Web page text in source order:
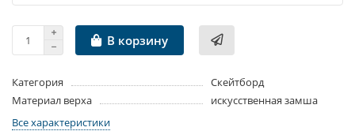
В корзину
Категория
Скейтборд
Материал верха
искусственная замша
Все характеристики